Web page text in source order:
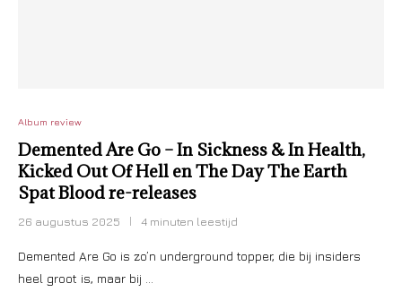
Album review
Demented Are Go – In Sickness & In Health,
Kicked Out Of Hell en The Day The Earth
Spat Blood re-releases
26 augustus 2025 4 minuten leestijd
Demented Are Go is zo’n underground topper, die bij insiders
heel groot is, maar bij …